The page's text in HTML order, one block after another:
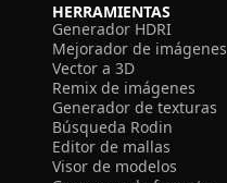
HERRAMIENTAS
Generador HDRI
Mejorador de imágenes
Vector a 3D
Remix de imágenes
Generador de texturas
Búsqueda Rodin
Editor de mallas
Visor de modelos